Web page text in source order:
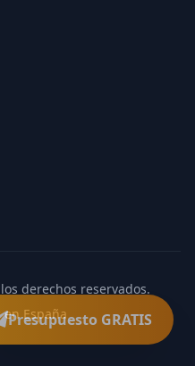
Presupuesto GRATIS
derechos reservados.
España